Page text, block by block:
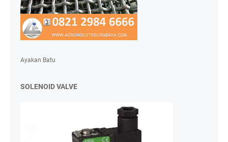
Ayakan Batu
SOLENOID VALVE